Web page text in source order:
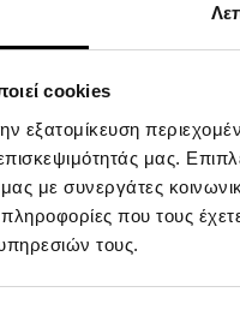
cookies
εξατομίκευση
μας.
μας με συνεργάτες
που τους
τους.
στις 12.08.
199,00